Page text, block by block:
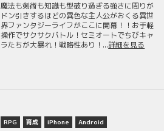
魔法も剣術も知識も型破り過ぎる強さに周りが
ドン引きするほどの異色な主人公がおくる異世
界ファンタジーライフがここに開幕！！お手軽
操作でサクサクバトル！セミオートでちびキャ
ラたちが大暴れ！戦略性あり！...詳細を見る
RPG 育成 iPhone Android